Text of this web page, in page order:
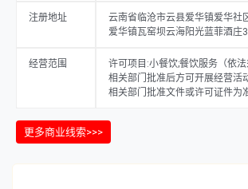
注册地址
云南省临沧市云县爱华镇爱华社
爱华镇瓦窑坝云海阳光蓝菲酒庄
经营范围
许可项目:小餐饮;餐饮服务（依
相关部门批准后方可开展经营活
相关部门批准文件或许可证件为
更多商业线索>>>